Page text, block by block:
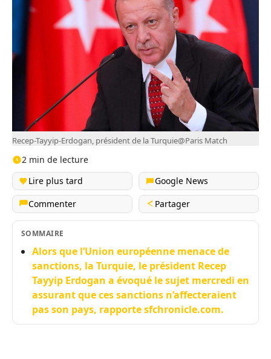
Recep-Tayyip-Erdogan, président de la Turquie@Paris Match
2 min de lecture
Lire plus tard
Google News
Commenter
Partager
SOMMAIRE
Alors que l’Union européenne menace de
sanctions, la Turquie, le président Recep
Tayyip Erdogan a évoqué le sujet mercredi en
assurant que ces sanctions n’affecteraient
pas son pays, rapporte sfchronicle.com.